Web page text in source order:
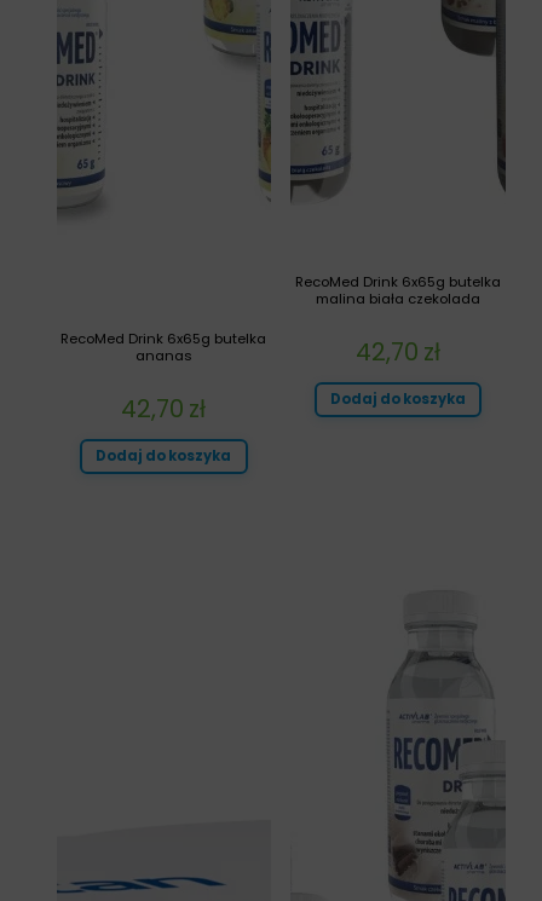
RecoMed Drink 6x65g butelka
malina biała czekolada
42,70 zł
Dodaj do koszyka
RecoMed Drink 6x65g butelka
ananas
42,70 zł
Dodaj do koszyka